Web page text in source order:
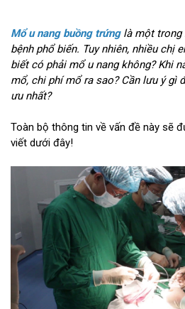
Mổ u nang buồng trứnglà một trong
bệnh phổ biến. Tuy nhiên, nhiều chị
biết có phải mổ u nang không? Khi
mổ, chi phí mổ ra sao? Cần lưu ý gì
ưu nhất?
Toàn bộ thông tin về vấn đề này sẽ
viết dưới đây!